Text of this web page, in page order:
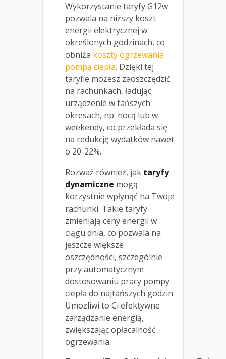
Wykorzystanie taryfy G12w
pozwala na niższy koszt
energii elektrycznej w
określonych godzinach, co
obniża koszty ogrzewania
pompą ciepła. Dzięki tej
taryfie możesz zaoszczędzić
na rachunkach, ładując
urządzenie w tańszych
okresach, np. nocą lub w
weekendy, co przekłada się
na redukcję wydatków nawet
o 20-22%.
Rozważ również, jak taryfy
dynamiczne mogą
korzystnie wpłynąć na Twoje
rachunki. Takie taryfy
zmieniają ceny energii w
ciągu dnia, co pozwala na
jeszcze większe
oszczędności, szczególnie
przy automatycznym
dostosowaniu pracy pompy
ciepła do najtańszych godzin.
Umożliwi to Ci efektywne
zarządzanie energią,
zwiększając opłacalność
ogrzewania.